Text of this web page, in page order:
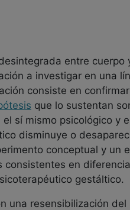
entre cuerpo
a investigar en una
consiste en
que lo sustentan
sí mismo psicológico y
disminuye o
conceptual y un
en
gestáltico.
resensibilización